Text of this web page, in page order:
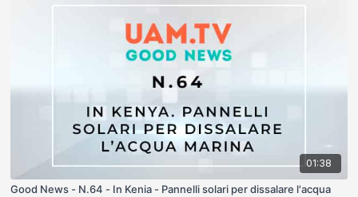
01:38
Good News - N.64 - In Kenia - Pannelli solari per dissalare l'acqua